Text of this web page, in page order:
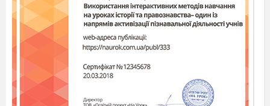
на знаходження невідомого компонента
1.
Під час пожежі на складі магазину згоріло 8
ящиків з продукта
ми. 43 ящики вдалося врятувати з
полум'я. Скільки ящиків з продуктами було на складі
магазину до пожежі?
2.
Під час пожежі в гуртожитку Московського
університету
Дружби народів загинуло 36 студентів.
93 людини отримали опіки різного
ступеню. Скільки